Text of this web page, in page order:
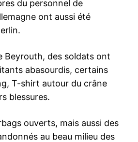
du personnel de
ont aussi été
Beyrouth, des soldats ont
abasourdis, certains
T-shirt autour du crâne
blessures.
ouverts, mais aussi des
au beau milieu des